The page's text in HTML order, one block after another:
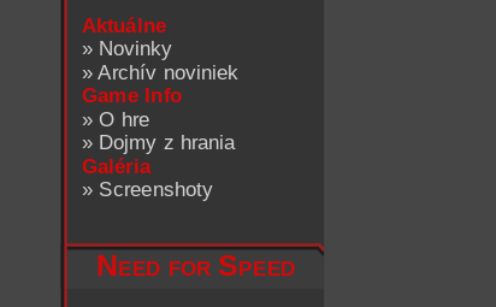
Aktuálne
» Novinky
»Archív noviniek
Game Info
»O hre
» Dojmy z hrania
Galéria
» Screenshoty
Need for Speed